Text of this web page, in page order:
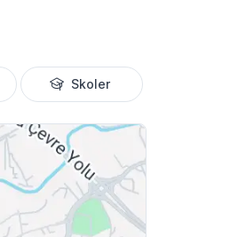
Skoler